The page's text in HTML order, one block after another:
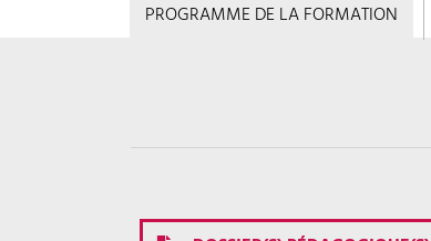
PROGRAMME DE LA FORMATION